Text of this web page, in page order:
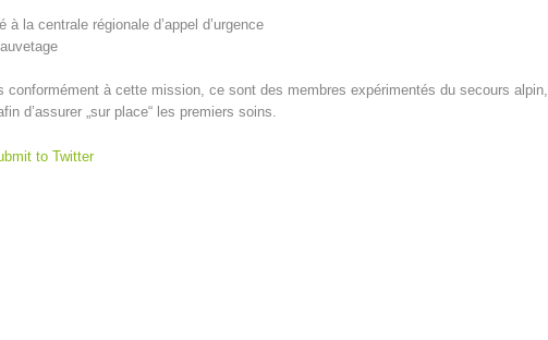
à la centrale régionale d’appel d’urgence
à cette mission, ce sont des membres expérimentés du secours
d’assurer „sur place“ les premiers soins.